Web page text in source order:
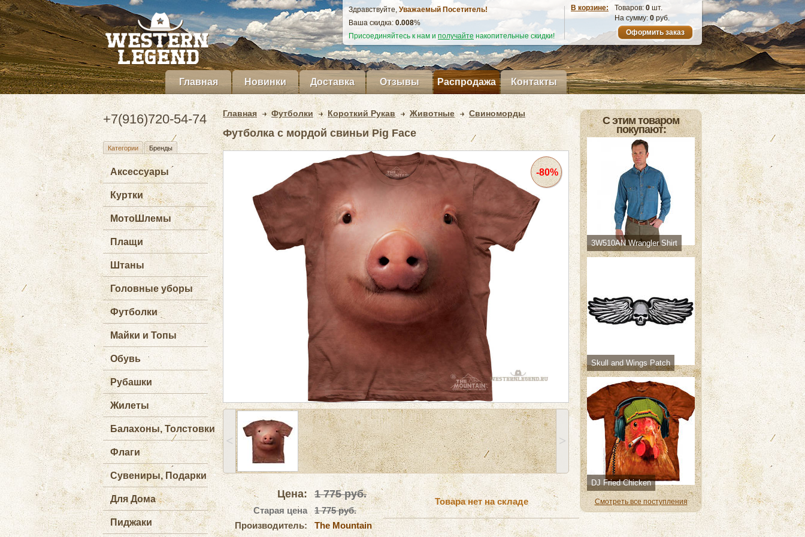
Здравствуйте, Уважаемый Посетитель!
Ваша скидка: 0.009%
Присоединяйтесь к нам и получайте накопительные скидки!
В корзине: Товаров: 0 шт.
На сумму: 0 руб.
Оформить заказ
Главная Новинки Доставка Отзывы Распродажа Контакты
+7(916)720-54-74
Категории Бренды
Аксессуары
Куртки
МотоШлемы
Плащи
Штаны
Головные уборы
Футболки
Майки и Топы
Обувь
Рубашки
Жилеты
Балахоны, Толстовки
Флаги
Сувениры, Подарки
Для Дома
Пиджаки
Главная Футболки Короткий Рукав Животные Свиноморды
Футболка с мордой свиньи Pig Face
-80%
˂ ˃
Цена: 1 775руб.
Старая цена
1 775 руб.
Производитель:
The Mountain
Товара нет на складе
С этим товаром
покупают:
3W510AN Wrangler Shirt
Skull and Wings Patch
DJ Fried Chicken
Смотреть все поступления